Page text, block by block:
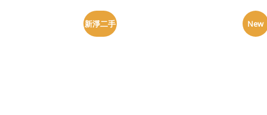
新淨二手 New